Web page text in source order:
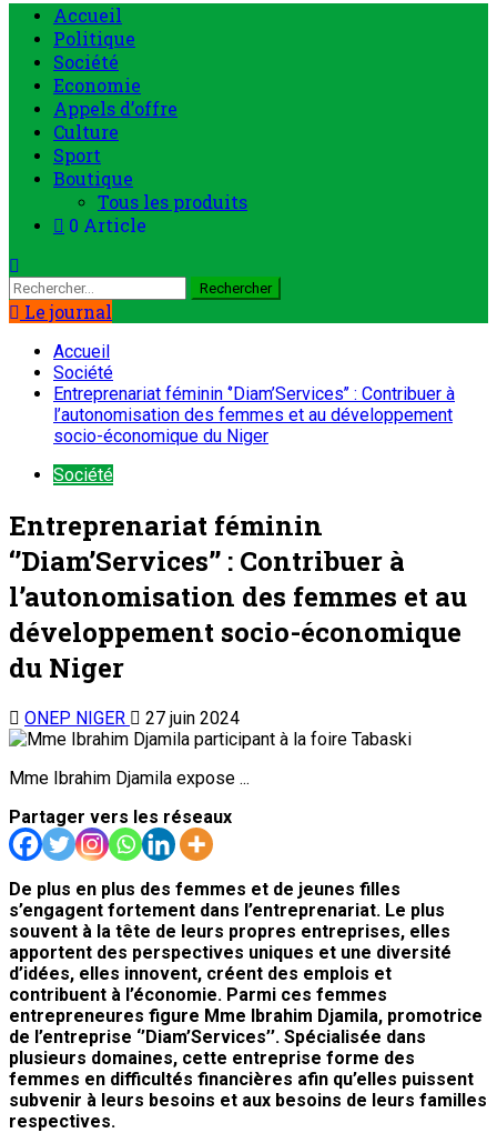
Accueil
Politique
Société
Economie
Appels d’offre
Culture
Sport
Boutique
Tous les produits
0 Article
Le journal
Accueil
Société
Entreprenariat féminin ‘’Diam’Services’’ : Contribuer à
l’autonomisation des femmes et au développement
socio-économique du Niger
Société
Entreprenariat féminin
‘’Diam’Services’’ : Contribuer à
l’autonomisation des femmes et au
développement socio-économique
du Niger
ONEP NIGER 27 juin 2024
Mme Ibrahim Djamila expose ...
Partager vers les réseaux
De plus en plus des femmes et de jeunes filles
s’engagent fortement dans l’entreprenariat. Le plus
souvent à la tête de leurs propres entreprises, elles
apportent des perspectives uniques et une diversité
d’idées, elles innovent, créent des emplois et
contribuent à l’économie. Parmi ces femmes
entrepreneures figure Mme Ibrahim Djamila, promotrice
de l’entreprise ‘’Diam’Services’’. Spécialisée dans
plusieurs domaines, cette entreprise forme des
femmes en difficultés financières afin qu’elles puissent
subvenir à leurs besoins et aux besoins de leurs familles
respectives.